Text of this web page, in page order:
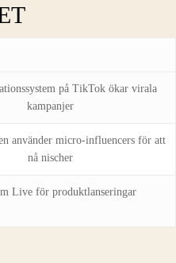
på TikTok ökar virala
kampanjer
använder micro-influencers för att
nå nischer
Live för produktlanseringar